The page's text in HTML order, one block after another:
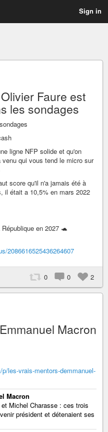
Sign in
Faure est
les sondages
ligne NFP solide et qu'on
qui vous tend le micro sur
score qu'il n'a jamais été à
il était a 10,5% en mars 2022
en 2027 🐢
2086616525436264607
0 0 2
Macron
les-vrais-mentors-demmanuel-
Macron
Michel Charasse : ces trois
président et détenaient ses